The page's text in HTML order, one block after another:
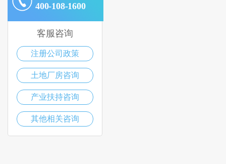
400-108-1600
客服咨询
注册公司政策
土地厂房咨询
产业扶持咨询
其他相关咨询